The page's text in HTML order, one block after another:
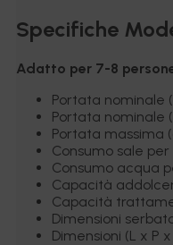
Specifiche
Adatto per 7-8
Portata nominale
Portata nominale
Portata massima
Consumo sale
Consumo acqua
Capacità
Capacità
Dimensioni
Dimensioni (L x P